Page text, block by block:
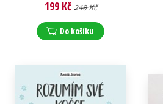
199 Kč 249 Kč
Do košíku